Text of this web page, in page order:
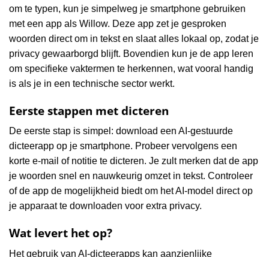
om te typen, kun je simpelweg je smartphone gebruiken
met een app als Willow. Deze app zet je gesproken
woorden direct om in tekst en slaat alles lokaal op, zodat je
privacy gewaarborgd blijft. Bovendien kun je de app leren
om specifieke vaktermen te herkennen, wat vooral handig
is als je in een technische sector werkt.
Eerste stappen met dicteren
De eerste stap is simpel: download een AI-gestuurde
dicteerapp op je smartphone. Probeer vervolgens een
korte e-mail of notitie te dicteren. Je zult merken dat de app
je woorden snel en nauwkeurig omzet in tekst. Controleer
of de app de mogelijkheid biedt om het AI-model direct op
je apparaat te downloaden voor extra privacy.
Wat levert het op?
Het gebruik van AI-dicteerapps kan aanzienlijke